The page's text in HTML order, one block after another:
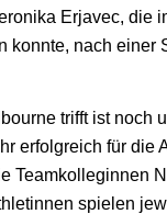
Erjavec, die
konnte, nach einer
trifft ist noch
erfolgreich für die
Teamkolleginnen
spielen